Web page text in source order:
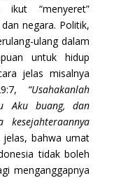
“menyeret”
negara. Politik,
ulang dalam
untuk hidup
jelas misalnya
“Usahakanlah
Aku buang, dan
bahwa umat
tidak boleh
menganggapnya